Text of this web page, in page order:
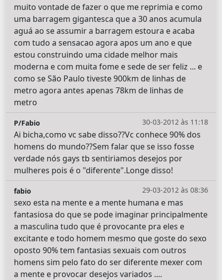
muito vontade de fazer o que me reprimia e como
uma barragem gigantesca que a 30 anos acumula
aguá ao se assumir a barragem estoura e acaba
com tudo a sensacao agora apos um ano e que
estou construindo uma cidade melhor mais
moderna e com muita fome e sede de ser feliz ... e
como se São Paulo tiveste 900km de linhas de
metro agora antes apenas 78km de linhas de
metro
30-03-2012 às 11:18
P/Fabio
Ai bicha,como vc sabe disso??Vc conhece 90% dos
homens do mundo??Sem falar que se isso fosse
verdade nós gays tb sentiriamos desejos por
mulheres pois é o "diferente".Longe disso!
29-03-2012 às 08:36
fabio
sexo esta na mente e a mente humana e mas
fantasiosa do que se pode imaginar principalmente
a masculina tudo que é provocante pra eles e
excitante e todo homem mesmo que goste do sexo
oposto 90% tem fantasias sexuais com outros
homens sim pelo fato do ser diferente mexer com
a mente e provocar desejos variados ....